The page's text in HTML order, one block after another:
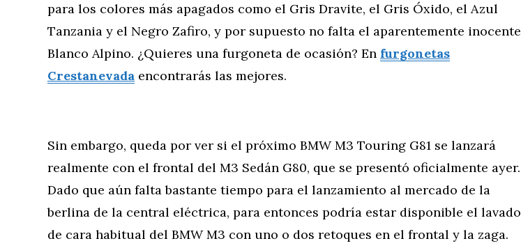
para los colores más apagados como el Gris Dravite, el Gris Óxido, el Azul
Tanzania y el Negro Zafiro, y por supuesto no falta el aparentemente inocente
Blanco Alpino. ¿Quieres una furgoneta de ocasión? En furgonetas
Crestanevada encontrarás las mejores.
Sin embargo, queda por ver si el próximo BMW M3 Touring G81 se lanzará
realmente con el frontal del M3 Sedán G80, que se presentó oficialmente ayer.
Dado que aún falta bastante tiempo para el lanzamiento al mercado de la
berlina de la central eléctrica, para entonces podría estar disponible el lavado
de cara habitual del BMW M3 con uno o dos retoques en el frontal y la zaga.